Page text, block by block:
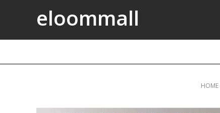
eloommall
HOME